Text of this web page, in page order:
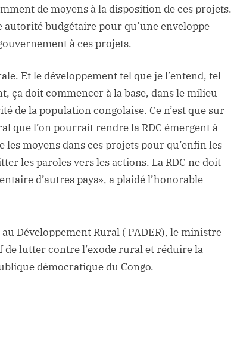
de moyens à la disposition de ces projets.
autorité budgétaire pour qu’une enveloppe
à ces projets.
Et le développement tel que je l’entend, tel
ça doit commencer à la base, dans le milieu
de la population congolaise. Ce n’est que sur
que l’on pourrait rendre la RDC émergent à
moyens dans ces projets pour qu’enfin les
les paroles vers les actions. La RDC ne doit
d’autres pays», a plaidé l’honorable
Développement Rural ( PADER), le ministre
de lutter contre l’exode rural et réduire la
démocratique du Congo.